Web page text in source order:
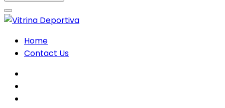
Home
Contact Us